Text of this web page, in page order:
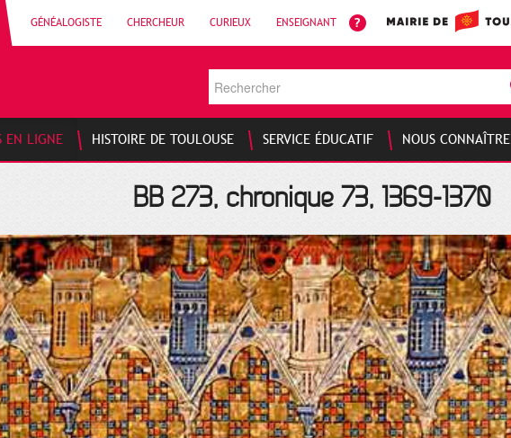
GÉNÉALOGISTE CHERCHEUR CURIEUX ENSEIGNANT
EN LIGNE HISTOIRE DE TOULOUSE SERVICE ÉDUCATIF NOUS CONNAÎTRE
BB 273, chronique 73, 1369-1370